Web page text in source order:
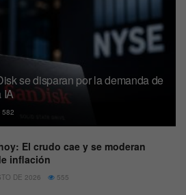
se disparan por la demanda de
IA
582
El crudo cae y se moderan
inflación
DE 2026 555